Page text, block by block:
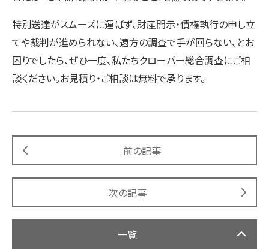
特別送達がスムーズに運ばず、財産開示・債権執行の申し立
てや裁判が進められない、遠方の調査で手が回らない、とお
困りでしたら、ぜひ一度、私たちクローバー総合調査にご相
談ください。お見積り・ご相談は無料で承ります。
前の記事
次の記事
一覧